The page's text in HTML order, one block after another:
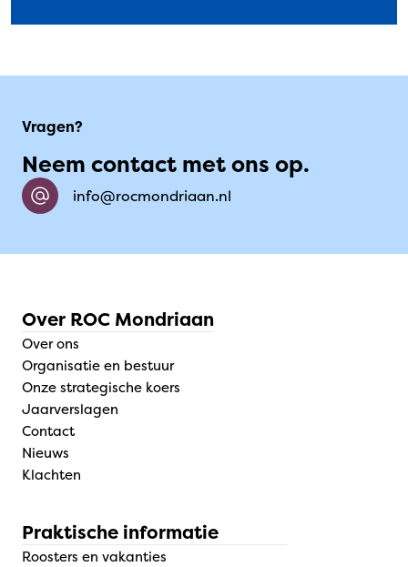
Vragen?
Neem contact met ons op.
info@rocmondriaan.nl
Over ROC Mondriaan
Over ons
Organisatie en bestuur
Onze strategische koers
Jaarverslagen
Contact
Nieuws
Klachten
Praktische informatie
Roosters en vakanties